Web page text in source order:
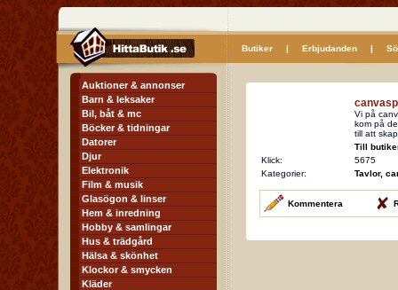
Butiker| Erbjudanden|
Auktioner & annonser
Barn & leksaker
Bil, båt & mc
Böcker & tidningar
Datorer
Djur
Elektronik
Film & musik
Glasögon & linser
Hem & inredning
Hobby & samlingar
Hus & trädgård
Hälsa & skönhet
Klockor & smycken
Kläder
Vi på
kom på
till att
Till
Klick:
5675
Kategorier:
Tavlor,
Kommentera